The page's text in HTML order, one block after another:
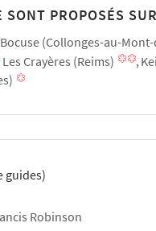
SONT PROPOSÉS
(Collonges-au-
Les Crayères (Reims)
guides)
Robinson